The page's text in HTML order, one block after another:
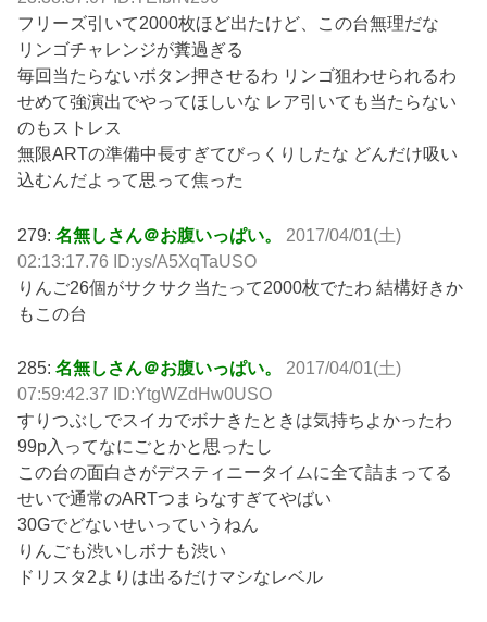
フリーズ引いて2000枚ほど出たけど、この台無理だな
リンゴチャレンジが糞過ぎる
毎回当たらないボタン押させるわ リンゴ狙わせられるわ
せめて強演出でやってほしいな レア引いても当たらない
のもストレス
無限ARTの準備中長すぎてびっくりしたな どんだけ吸い
込むんだよって思って焦った
279:名無しさん＠お腹いっぱい。
2017/04/01(土)
02:13:17.76 ID:ys/A5XqTaUSO
りんご26個がサクサク当たって2000枚でたわ 結構好きか
もこの台
285:名無しさん＠お腹いっぱい。
2017/04/01(土)
07:59:42.37 ID:YtgWZdHw0USO
すりつぶしでスイカでボナきたときは気持ちよかったわ
99p入ってなにごとかと思ったし
この台の面白さがデスティニータイムに全て詰まってる
せいで通常のARTつまらなすぎてやばい
30Gでどないせいっていうねん
りんごも渋いしボナも渋い
ドリスタ2よりは出るだけマシなレベル